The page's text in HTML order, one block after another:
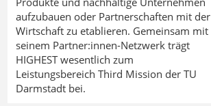
aufzubauen oder Partnerschaften mit der
Wirtschaft zu etablieren. Gemeinsam mit
seinem Partner:innen-Netzwerk trägt
HIGHEST wesentlich zum
Leistungsbereich Third Mission der TU
Darmstadt bei.